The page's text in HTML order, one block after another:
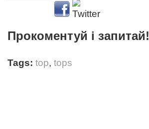
Прокоментуй і запитай!
Tags: top, tops